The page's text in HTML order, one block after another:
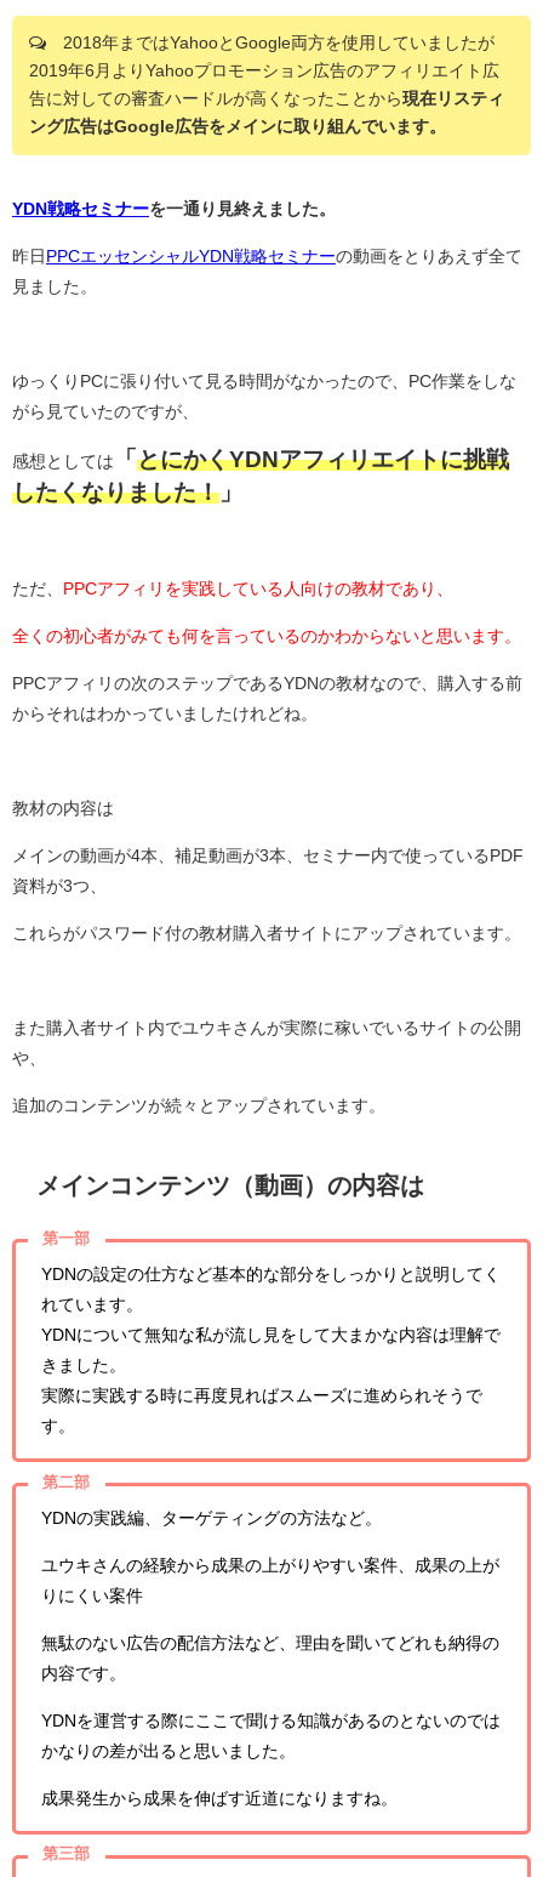
2018年まではYahooとGoogle両方を使用していましたが
2019年6月よりYahooプロモーション広告のアフィリエイト広
告に対しての審査ハードルが高くなったことから現在リスティ
ング広告はGoogle広告をメインに取り組んでいます。
YDN戦略セミナーを一通り見終えました。
昨日 PPCエッセンシャルYDN戦略セミナーの動画をとりあえず全て
見ました。
ゆっくりPCに張り付いて見る時間がなかったので、PC作業をしな
がら見ていたのですが、
感想としては 「 とにかくYDNアフィリエイトに挑戦
したくなりました！ 」
ただ、 PPCアフィリを実践している人向けの教材であり、
全くの初心者がみても何を言っているのかわからないと思います。
PPCアフィリの次のステップであるYDNの教材なので、購入する前
からそれはわかっていましたけれどね。
教材の内容は
メインの動画が4本、補足動画が3本、セミナー内で使っているPDF
資料が3つ、
これらがパスワード付の教材購入者サイトにアップされています。
また購入者サイト内でユウキさんが実際に稼いでいるサイトの公開
や、
追加のコンテンツが続々とアップされています。
メインコンテンツ（動画）の内容は
第一部
YDNの設定の仕方など基本的な部分をしっかりと説明してく
れています。
YDNについて無知な私が流し見をして大まかな内容は理解で
きました。
実際に実践する時に再度見ればスムーズに進められそうで
す。
第二部
YDNの実践編、ターゲティングの方法など。
ユウキさんの経験から成果の上がりやすい案件、成果の上が
りにくい案件
無駄のない広告の配信方法など、理由を聞いてどれも納得の
内容です。
YDNを運営する際にここで聞ける知識があるのとないのでは
かなりの差が出ると思いました。
成果発生から成果を伸ばす近道になりますね。
第三部